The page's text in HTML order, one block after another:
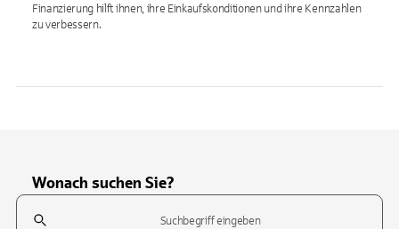
Finanzierung hilft ihnen, ihre Einkaufskonditionen und ihre Kennzahlen
zu verbessern.
Wonach suchen Sie?
Suchfeld